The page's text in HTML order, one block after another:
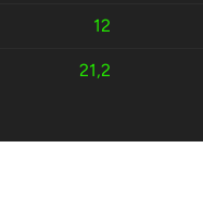
12
21,2